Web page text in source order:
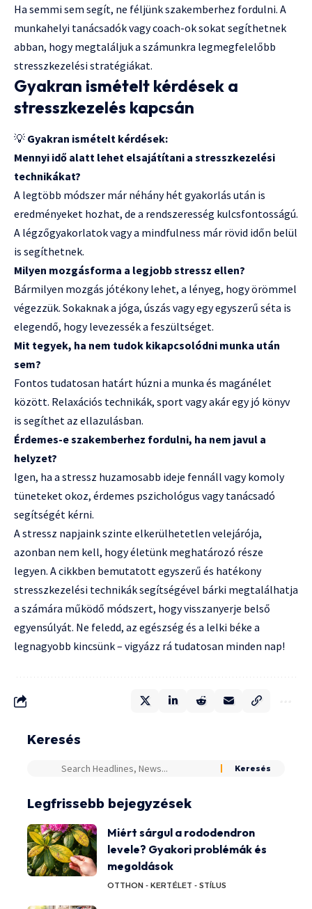
Ha semmi sem segít, ne féljünk szakemberhez fordulni. A
munkahelyi tanácsadók vagy coach-ok sokat segíthetnek
abban, hogy megtaláljuk a számunkra legmegfelelőbb
stresszkezelési stratégiákat.
Gyakran ismételt kérdések a
stresszkezelés kapcsán
💡 Gyakran ismételt kérdések:
Mennyi idő alatt lehet elsajátítani a stresszkezelési
technikákat?
A legtöbb módszer már néhány hét gyakorlás után is
eredményeket hozhat, de a rendszeresség kulcsfontosságú.
A légzőgyakorlatok vagy a mindfulness már rövid időn belül
is segíthetnek.
Milyen mozgásforma a legjobb stressz ellen?
Bármilyen mozgás jótékony lehet, a lényeg, hogy örömmel
végezzük. Sokaknak a jóga, úszás vagy egy egyszerű séta is
elegendő, hogy levezessék a feszültséget.
Mit tegyek, ha nem tudok kikapcsolódni munka után
sem?
Fontos tudatosan határt húzni a munka és magánélet
között. Relaxációs technikák, sport vagy akár egy jó könyv
is segíthet az ellazulásban.
Érdemes-e szakemberhez fordulni, ha nem javul a
helyzet?
Igen, ha a stressz huzamosabb ideje fennáll vagy komoly
tüneteket okoz, érdemes pszichológus vagy tanácsadó
segítségét kérni.
A stressz napjaink szinte elkerülhetetlen velejárója,
azonban nem kell, hogy életünk meghatározó része
legyen. A cikkben bemutatott egyszerű és hatékony
stresszkezelési technikák segítségével bárki megtalálhatja
a számára működő módszert, hogy visszanyerje belső
egyensúlyát. Ne feledd, az egészség és a lelki béke a
legnagyobb kincsünk – vigyázz rá tudatosan minden nap!
Keresés
Legfrissebb bejegyzések
Miért sárgul a rododendron
levele? Gyakori problémák és
megoldások
OTTHON - KERTÉLET - STÍLUS